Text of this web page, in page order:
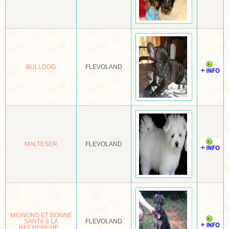
LANCASHIRE HEELER
LANGHARIGE SCHOTSE HERDER
LEEUWHONDJE
LHASA APSO
BULLDOG FLEVOLAND
MALTESER FLEVOLAND
MIGNONS ET BONNE
SANTé à LA
FLEVOLAND